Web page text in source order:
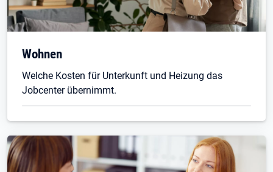
Wohnen
Welche Kosten für Unterkunft und Heizung das
Jobcenter übernimmt.